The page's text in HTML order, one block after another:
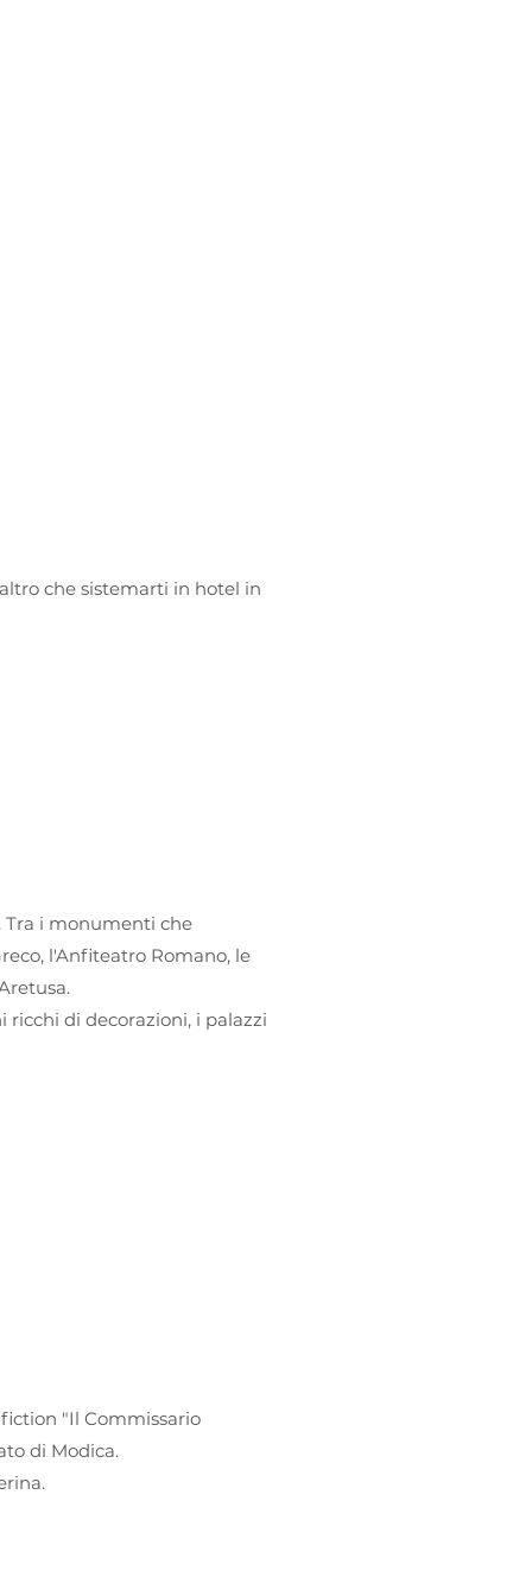
che sistemarti in hotel in
Tra i monumenti che
l'Anfiteatro Romano, le
ricchi di decorazioni, i palazzi
"Il Commissario
di Modica.